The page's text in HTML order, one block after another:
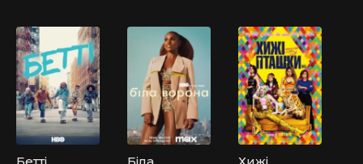
Помар
анчеви
й — хіт
сезону